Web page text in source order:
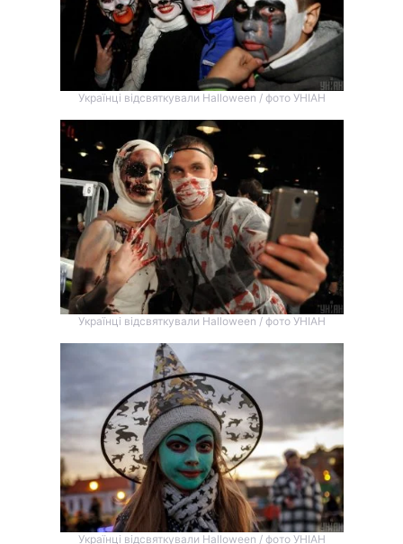
Українці відсвяткували Halloween / фото УНІАН
Українці відсвяткували Halloween / фото УНІАН
Українці відсвяткували Halloween / фото УНІАН